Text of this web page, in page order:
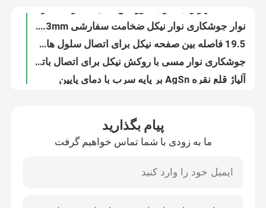
کنترل کیفیت
با ما تماس بگیرید
آلیاژ قلع نقره AgSn بر پایه سرب با دمای پایین
پیام بگذارید
ما به زودی با شما تماس خواهیم گرفت